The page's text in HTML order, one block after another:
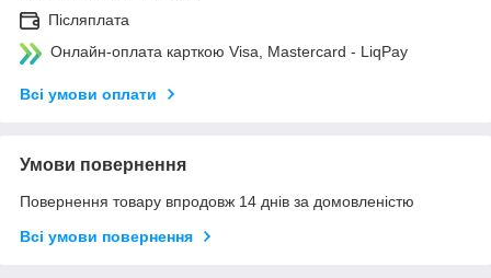
Післяплата
Онлайн-оплата карткою Visa, Mastercard - LiqPay
Всі умови оплати
Умови повернення
Повернення товару впродовж 14 днів за домовленістю
Всі умови повернення